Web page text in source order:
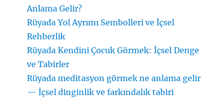
Anlama Gelir?
Rüyada Yol Ayrımı Sembolleri ve İçsel
Rehberlik
Rüyada Kendini Çocuk Görmek: İçsel Denge
ve Tabirler
Rüyada meditasyon görmek ne anlama gelir
— İçsel dinginlik ve farkındalık tabiri